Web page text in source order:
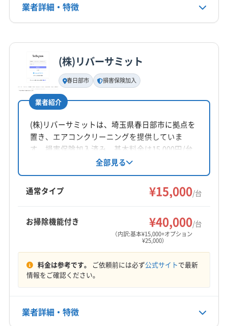
定休日
日・祝
電話番号
028-666-6750
公式HP
公式サイトを見る
業者詳細・特徴
基本情報
代表者名
長島健一
所在地
茨城県古河市
対応地域
宇都宮市 下野市
足利市
栃木市 下都賀郡壬生町
河内郡上三川町
芳賀郡益子町
(千葉県) 野田市
(埼玉県) さいたま市見沼区
(埼玉県) さいたま市桜区
(埼玉県) さいたま市大宮区
(埼玉県) さいたま市南区
(埼玉県) さいたま市緑区
(埼玉県) 羽生市
(埼玉県) 桶川市
(埼玉県) 加須市
(埼玉県) 吉川市
(埼玉県) 南埼玉郡宮代町
定休日
年中無休
090-5503-2620
(株)リバーサミット
春日部市 損害保険加入
業者紹介
(株)リバーサミットは、埼玉県春日部市に拠点を
置き、エアコンクリーニングを提供していま
す。損害保険加入済み。基本料金は15,000円/台
で、複数台割引や消臭抗菌コート等のオプショ
ンも用意されています。土日祝日も対応可能
で、年中無休で営業しています。
全部見る
通常タイプ ¥15,000/台
お掃除機能付き ¥40,000/台
（内訳:基本¥15,000+オプション
¥25,000）
料金は参考です。 ご依頼前には必ず公式サイトで最新
情報をご確認ください。
業者詳細・特徴